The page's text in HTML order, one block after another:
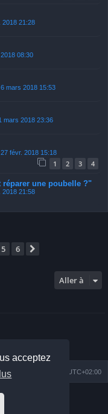
acceptez
2018 21:28
08:30
mars 2018 15:53
mars 2018 23:36
févr. 2018 15:18
1 2 3 4
une poubelle ?"
2018 21:58
5 6
Aller à
UTC+02:00
© phpBB Limited